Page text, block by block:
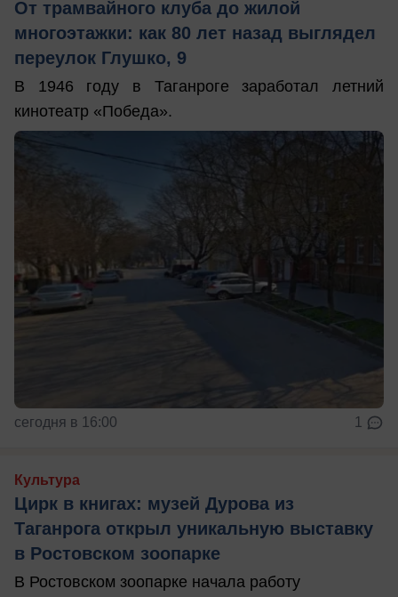
От трамвайного клуба до жилой
многоэтажки: как 80 лет назад выглядел
переулок Глушко, 9
В 1946 году в Таганроге заработал летний
кинотеатр «Победа».
сегодня в 16:00 1
Культура
Цирк в книгах: музей Дурова из
Таганрога открыл уникальную выставку
в Ростовском зоопарке
В Ростовском зоопарке начала работу